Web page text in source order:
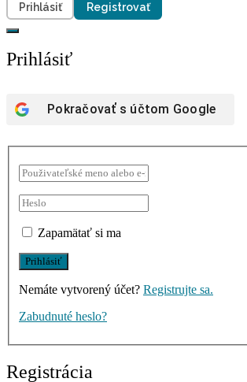
Prihlásiť Registrovať
Prihlásiť
Pokračovať s účtom Google
Zapamätať si ma
Nemáte vytvorený účet? Registrujte sa.
Zabudnuté heslo?
Registrácia